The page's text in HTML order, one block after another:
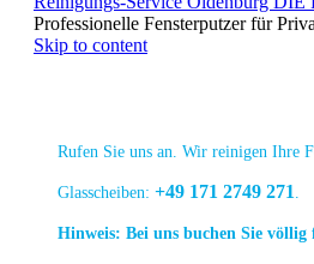
zur
Facebook
zur
Linkedin
zur
Instagram
Professionelle Fensterputzer für
Skip to content
Rufen Sie uns an. Wir reinigen Ihre
Glasscheiben: +49 171 2749 271 .
Hinweis: Bei uns buchen Sie völlig